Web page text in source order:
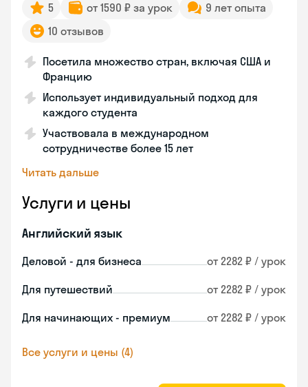
5 от 1590 ₽ за урок
9 лет опыта
10 отзывов
Посетила множество стран, включая США и
Францию
Использует индивидуальный подход для
каждого студента
Участвовала в международном
сотрудничестве более 15 лет
Читать дальше
Услуги и цены
Английский язык
Деловой - для бизнеса от 2282 ₽ / урок
Для путешествий от 2282 ₽ / урок
Для начинающих - премиум от 2282 ₽ / урок
Все услуги и цены (4)